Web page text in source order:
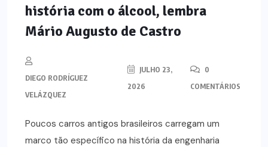
história com o álcool, lembra
Mário Augusto de Castro
DIEGO RODRÍGUEZ
VELÁZQUEZ
JULHO 23,
2026
0
COMENTÁRIOS
Poucos carros antigos brasileiros carregam um
marco tão específico na história da engenharia